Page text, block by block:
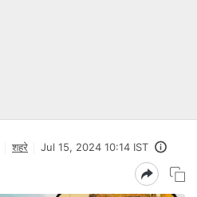
शहरे Jul 15, 2024 10:14 IST